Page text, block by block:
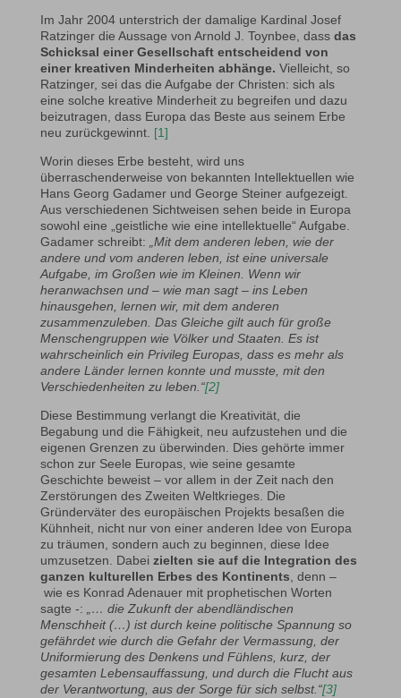
Im Jahr 2004 unterstrich der damalige Kardinal Josef
Ratzinger die Aussage von Arnold J. Toynbee, dass das
Schicksal einer Gesellschaft entscheidend von
einer kreativen Minderheiten abhänge. Vielleicht, so
Ratzinger, sei das die Aufgabe der Christen: sich als
eine solche kreative Minderheit zu begreifen und dazu
beizutragen, dass Europa das Beste aus seinem Erbe
neu zurückgewinnt. [1]
Worin dieses Erbe besteht, wird uns
überraschenderweise von bekannten Intellektuellen wie
Hans Georg Gadamer und George Steiner aufgezeigt.
Aus verschiedenen Sichtweisen sehen beide in Europa
sowohl eine „geistliche wie eine intellektuelle“ Aufgabe.
Gadamer schreibt: „Mit dem anderen leben, wie der
andere und vom anderen leben, ist eine universale
Aufgabe, im Großen wie im Kleinen. Wenn wir
heranwachsen und – wie man sagt – ins Leben
hinausgehen, lernen wir, mit dem anderen
zusammenzuleben. Das Gleiche gilt auch für große
Menschengruppen wie Völker und Staaten. Es ist
wahrscheinlich ein Privileg Europas, dass es mehr als
andere Länder lernen konnte und musste, mit den
Verschiedenheiten zu leben.“[2]
Diese Bestimmung verlangt die Kreativität, die
Begabung und die Fähigkeit, neu aufzustehen und die
eigenen Grenzen zu überwinden. Dies gehörte immer
schon zur Seele Europas, wie seine gesamte
Geschichte beweist – vor allem in der Zeit nach den
Zerstörungen des Zweiten Weltkrieges. Die
Gründerväter des europäischen Projekts besaßen die
Kühnheit, nicht nur von einer anderen Idee von Europa
zu träumen, sondern auch zu beginnen, diese Idee
umzusetzen. Dabei zielten sie auf die Integration des
ganzen kulturellen Erbes des Kontinents, denn –
wie es Konrad Adenauer mit prophetischen Worten
sagte -: „… die Zukunft der abendländischen
Menschheit (…) ist durch keine politische Spannung so
gefährdet wie durch die Gefahr der Vermassung, der
Uniformierung des Denkens und Fühlens, kurz, der
gesamten Lebensauffassung, und durch die Flucht aus
der Verantwortung, aus der Sorge für sich selbst.“[3]